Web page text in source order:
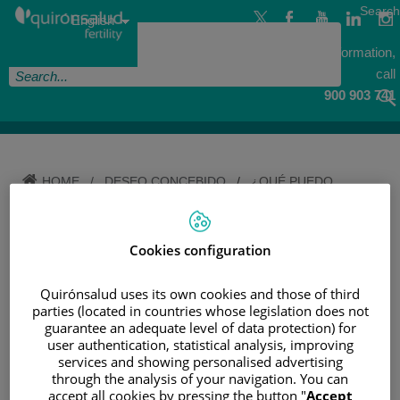
Jump to content
Jump
content
For more information,
call
900 903 741
Language
selectorActive
Language
English
Search
HOME/DESEO CONCEBIDO/¿QUÉ PUEDO
¿QUÉ PUEDO COMER (O NO)
EMBARAZADA?
Cookies configuration
Quirónsalud uses its own cookies and those of third
parties (located in countries whose legislation does not
guarantee an adequate level of data protection) for
user authentication, statistical analysis, improving
services and showing personalised advertising
through the analysis of your navigation. You can
accept all cookies by pressing the button "Accept